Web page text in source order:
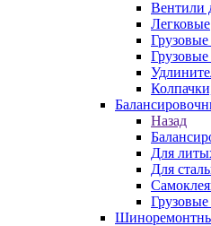
Вентили
Легковые
Назад
Для
Для